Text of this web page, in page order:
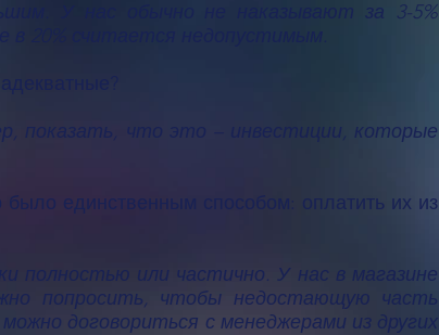
У нас обычно не наказывают за 3-5%
20% считается недопустимым.
показать, что это – инвестиции, которые
единственным способом: оплатить их из
полностью или частично. У нас в магазине
попросить, чтобы недостающую часть
договориться с менеджерами из других